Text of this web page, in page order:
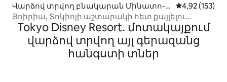
Վարձով տրվող բնակարան Մինատո-ո
ւմ
Միջին
4,92 (153)
Յոիրիա, Տոկիոյի աշտարակի հետ քայլելու
հեռավորության վրա, 4 գծերի օգտագործում,
կայարանի մոտ, ուղիղ կապ երկու
օդանավակայանների հետ, ուղիղ կապ բոլոր
տեսարժան վայրերի հետ, 2 ննջասենյակ,
Tokyo Disney Resort․ մոտակայքում
վարձով տրվող այլ գերազանց
հանգստի տներ